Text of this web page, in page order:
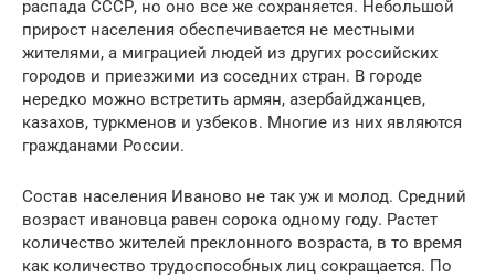
распада СССР, но оно все же сохраняется. Небольшой
прирост населения обеспечивается не местными
жителями, а миграцией людей из других российских
городов и приезжими из соседних стран. В городе
нередко можно встретить армян, азербайджанцев,
казахов, туркменов и узбеков. Многие из них являются
гражданами России.
Состав населения Иваново не так уж и молод. Средний
возраст ивановца равен сорока одному году. Растет
количество жителей преклонного возраста, в то время
как количество трудоспособных лиц сокращается. По